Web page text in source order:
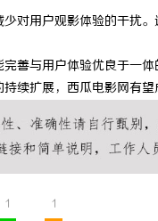
对用户观影体验的干扰
善与用户体验优良于一
续扩展，西瓜电影网有
1 1
眼镜 上海配眼镜